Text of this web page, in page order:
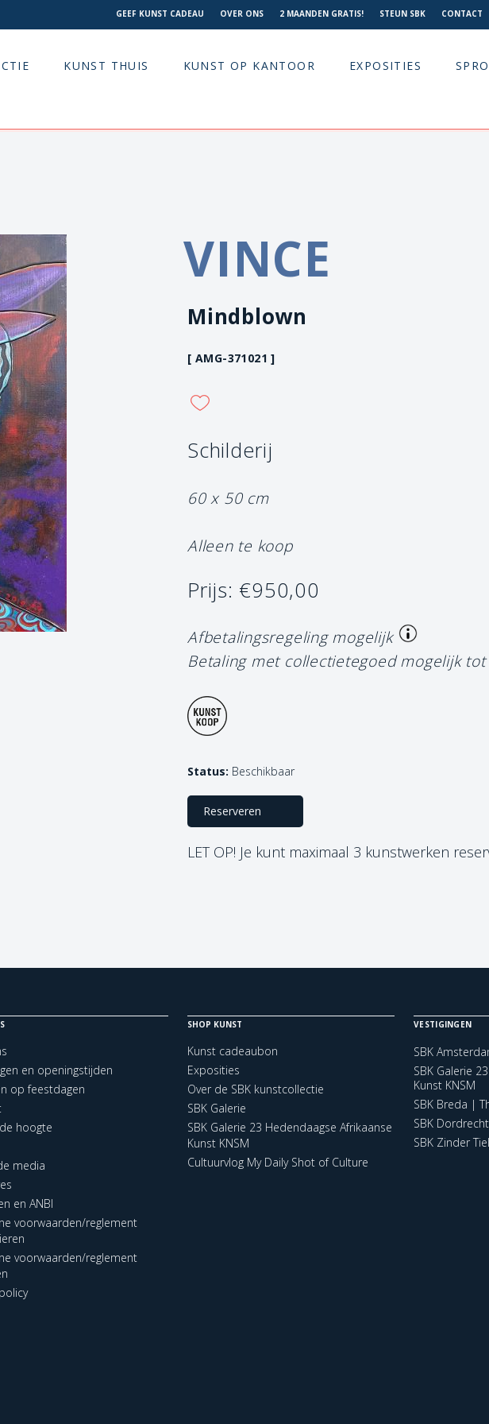
GEEF KUNST CADEAU OVER ONS 2 MAANDEN GRATIS! STEUN SBK CONTACT
KUNST THUIS KUNST OP KANTOOR EXPOSITIES
VINCE
Mindblown
[ AMG-371021 ]
Schilderij
60 x 50 cm
Alleen te koop
Prijs: €950,00
Afbetalingsregeling mogelijk
Betaling met collectietegoed mogelijk
Status: Beschikbaar
Reserveren
LET OP! Je kunt maximaal 3 kunstwerken
en openingstijden
op feestdagen
hoogte
media
en ANBI
voorwaarden/reglement
voorwaarden/reglement
SHOP KUNST
Kunst cadeaubon
Exposities
Over de SBK kunstcollectie
SBK Galerie
SBK Galerie 23 Hedendaagse Afrikaanse
Kunst KNSM
Cultuurvlog My Daily Shot of Culture
VESTIGINGEN
SBK
SBK Galerie
Kunst KNSM
SBK Breda |
SBK Dordrecht
SBK Zinder Tiel